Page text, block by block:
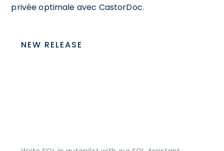
privée optimale avec CastorDoc.
NEW RELEASE